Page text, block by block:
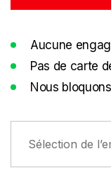
Aucune
Pas de carte
Nous
Sélection de